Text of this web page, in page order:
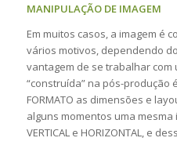
MANIPULAÇÃO DE IMAGEM
Em muitos casos, a imagem é
vários motivos, dependendo
vantagem de se trabalhar com
“construída” na pós-produção
FORMATO as dimensões e
alguns momentos uma mesma
VERTICAL e HORIZONTAL, e